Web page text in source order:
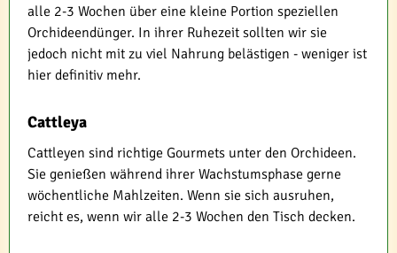
alle 2-3 Wochen über eine kleine Portion speziellen
Orchideendünger. In ihrer Ruhezeit sollten wir sie
jedoch nicht mit zu viel Nahrung belästigen - weniger ist
hier definitiv mehr.
Cattleya
Cattleyen sind richtige Gourmets unter den Orchideen.
Sie genießen während ihrer Wachstumsphase gerne
wöchentliche Mahlzeiten. Wenn sie sich ausruhen,
reicht es, wenn wir alle 2-3 Wochen den Tisch decken.